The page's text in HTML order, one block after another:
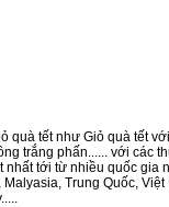
quà tết như Giỏ quà tết
trắng phấn...... với các
nhất tới từ nhiều quốc gia
Trung Quốc, Việt